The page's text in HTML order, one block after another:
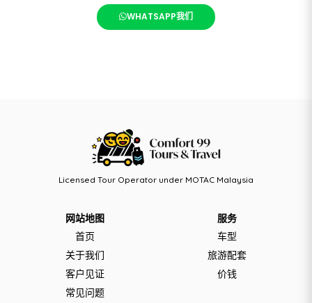
WHATSAPP我们
Licensed Tour Operator under MOTAC Malaysia
网站地图
首页
关于我们
客户见证
常见问题
服务
车型
旅游配套
价钱